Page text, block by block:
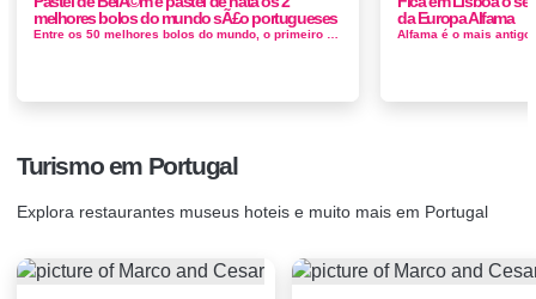
melhores bolos do mundo sÃ£o portugueses
da Europa Alfama
Turismo em Portugal
Explora restaurantes museus hoteis e muito mais em Portugal